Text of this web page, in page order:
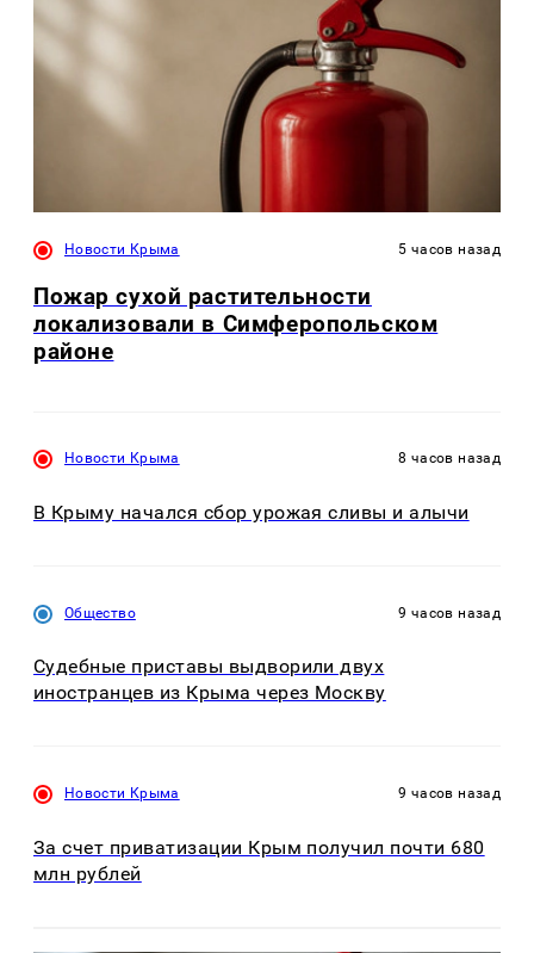
Новости Крыма 5 часов назад
Пожар сухой растительности
локализовали в Симферопольском
районе
Новости Крыма 8 часов назад
В Крыму начался сбор урожая сливы и алычи
Общество 9 часов назад
Судебные приставы выдворили двух
иностранцев из Крыма через Москву
Новости Крыма 9 часов назад
За счет приватизации Крым получил почти 680
млн рублей